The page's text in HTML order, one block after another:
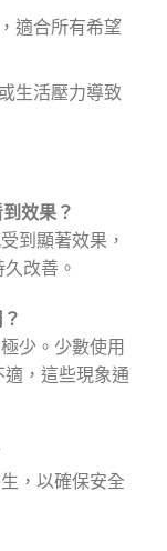
適合所有希望
生活壓力導致
效果？
到顯著效果，
改善。
少。少數使用
，這些現象通
，以確保安全